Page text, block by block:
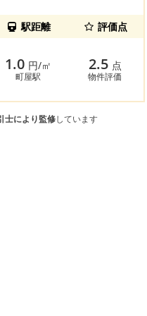
駅距離 評価点
1.0 円/㎡
町屋駅
2.5 点
物件評価
士により監修しています